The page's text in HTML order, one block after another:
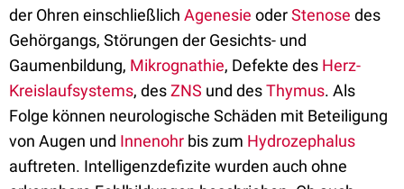
der Ohren einschließlich Agenesie oderStenose des
Gehörgangs, Störungen der Gesichts- und
Gaumenbildung, Mikrognathie, Defekte des Herz-
Kreislaufsystems, desZNS und desThymus. Als
Folge können neurologische Schäden mit Beteiligung
von Augen und Innenohr bis zum Hydrozephalus
auftreten. Intelligenzdefizite wurden auch ohne